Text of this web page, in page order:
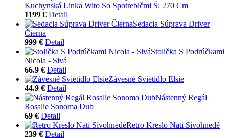
Kuchynská Linka Wito So Spotrebičmi Š: 270 Cm
1199 € Detail
Sedacia Súprava Driver
Čierna
999 € Detail
Stolička S Podrúčkami
Nicola - Sivá
66.9 € Detail
Závesné Svietidlo Elsie
44.9 € Detail
Nástenný Regál
Rosalie Sonoma Dub
69 € Detail
Retro Kreslo Nati Sivohnedé
239 € Detail